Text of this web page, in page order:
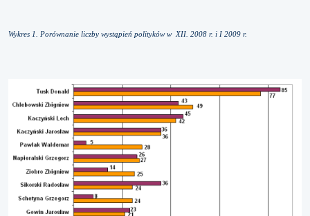
Wykres 1. Porównanie liczby wystąpień polityków w XII. 2008 r. i I 2009 r.